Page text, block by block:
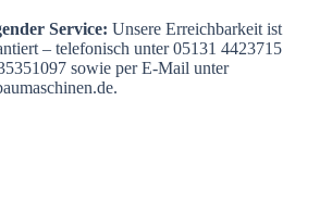
Service: Unsere Erreichbarkeit ist
– telefonisch unter 05131 4423715
sowie per E-Mail unter